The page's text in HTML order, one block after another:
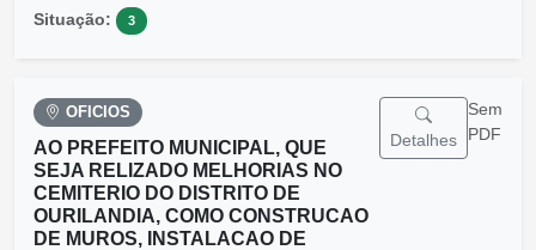
Situação:
3
OFICIOS
AO PREFEITO MUNICIPAL, QUE
SEJA RELIZADO MELHORIAS NO
CEMITERIO DO DISTRITO DE
OURILANDIA, COMO CONSTRUCAO
DE MUROS, INSTALACAO DE
Detalhes
Sem
PDF